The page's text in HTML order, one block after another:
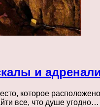
и
которое
все, что душе угодно…